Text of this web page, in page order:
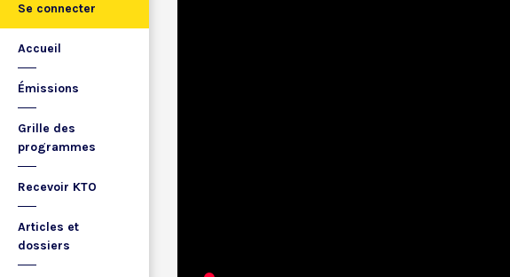
Se connecter
Accueil
Émissions
Grille des
programmes
Recevoir KTO
Articles et
dossiers